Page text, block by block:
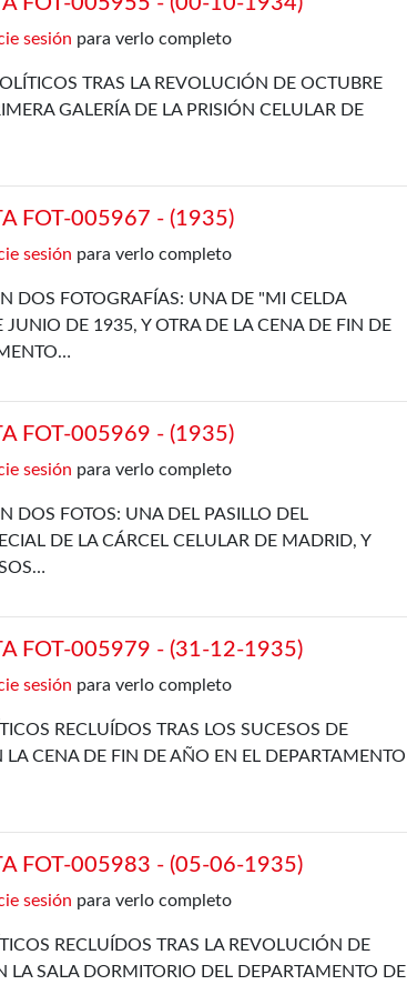
sesión para verlo completo
TRAS LA REVOLUCIÓN DE OCTUBRE
GALERÍA DE LA PRISIÓN CELULAR DE
FOT-005967 - (1935)
sesión para verlo completo
DOS FOTOGRAFÍAS: UNA DE "MI CELDA
DE 1935, Y OTRA DE LA CENA DE FIN DE
FOT-005969 - (1935)
sesión para verlo completo
DOS FOTOS: UNA DEL PASILLO DEL
DE LA CÁRCEL CELULAR DE MADRID, Y
FOT-005979 - (31-12-1935)
sesión para verlo completo
RECLUÍDOS TRAS LOS SUCESOS DE
CENA DE FIN DE AÑO EN EL DEPARTAMENTO
FOT-005983 - (05-06-1935)
sesión para verlo completo
RECLUÍDOS TRAS LA REVOLUCIÓN DE
LA SALA DORMITORIO DEL DEPARTAMENTO DE